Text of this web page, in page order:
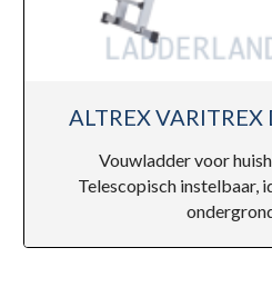
ALTREX
Vouwladder voor
Telescopisch instelbaar,